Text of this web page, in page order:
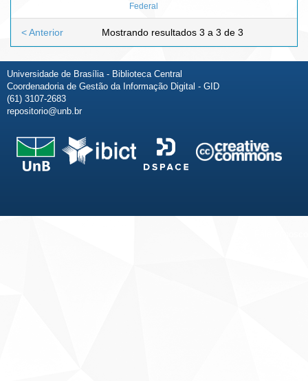
Federal
Mostrando resultados 3 a 3 de 3
< Anterior
Universidade de Brasília - Biblioteca Central
Coordenadoria de Gestão da Informação Digital - GID
(61) 3107-2683
repositorio@unb.br